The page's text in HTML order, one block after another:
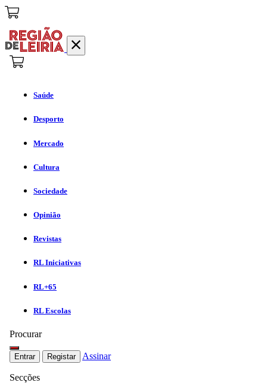
Saúde
Desporto
Mercado
Cultura
Sociedade
Opinião
Revistas
RL Iniciativas
RL+65
RL Escolas
Procurar
Entrar Registar Assinar
Secções